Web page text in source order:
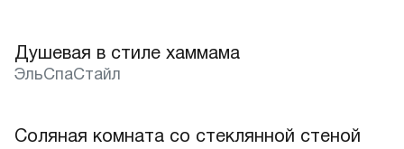
Калининград
Липецк
Лучшее
Душевая в стиле хаммама
ЭльСпаСтайл
Соляная комната со стеклянной стеной